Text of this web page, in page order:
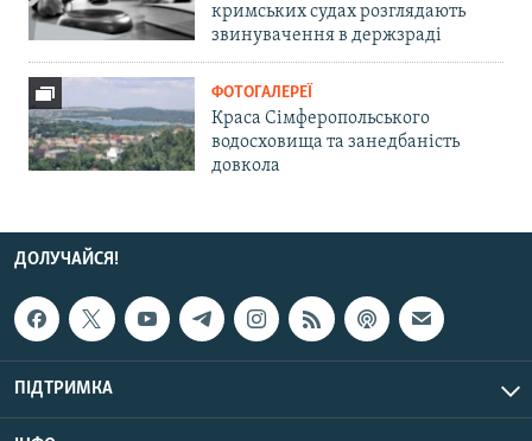
кримських судах розглядають
звинувачення в держзраді
ФОТОГАЛЕРЕЇ
Краса Сімферопольського
водосховища та занедбаність
довкола
ДОЛУЧАЙСЯ!
ПІДТРИМКА